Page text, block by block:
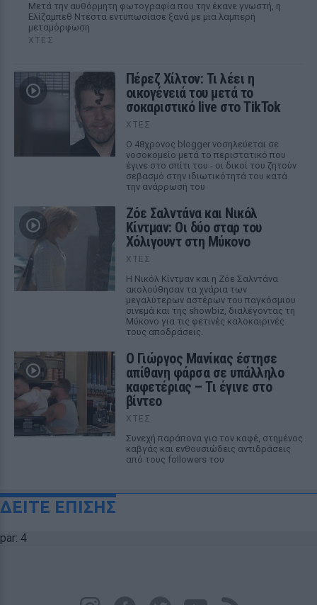
Μετά την αυθόρμητη φωτογραφία που την έκανε γνωστή, η
Ελίζαμπεθ Ντέστα εντυπωσίασε ξανά με μια λαμπερή
μεταμόρφωση
ΧΤΕΣ
Πέρεζ Χίλτον: Τι λέει η
οικογένειά του μετά το
σοκαριστικό live στο TikTok
ΧΤΕΣ
Ο 48χρονος blogger νοσηλεύεται σε
νοσοκομείο μετά το περιστατικό που
έγινε στο σπίτι του - οι δικοί του ζητούν
σεβασμό στην ιδιωτικότητά του κατά
την ανάρρωσή του
Ζόε Σαλντάνα και Νικόλ
Κίντμαν: Οι δύο σταρ του
Χόλιγουντ στη Μύκονο
ΧΤΕΣ
Η Νικόλ Κίντμαν και η Ζόε Σαλντάνα
ακολούθησαν τα χνάρια των
μεγαλύτερων αστέρων του παγκόσμιου
σινεμά και της showbiz, διαλέγοντας τη
Μύκονο για τις φετινές καλοκαιρινές
τους αποδράσεις.
Ο Γιώργος Μανίκας έστησε
απίθανη φάρσα σε υπάλληλο
καφετέριας – Τι έγινε στο
βίντεο
ΧΤΕΣ
Συνεχή παράπονα για τον καφέ, στημένος
καβγάς και ενθουσιώδεις αντιδράσεις
από τους followers του
ΔΕΙΤΕ ΕΠΙΣΗΣ
par: 4